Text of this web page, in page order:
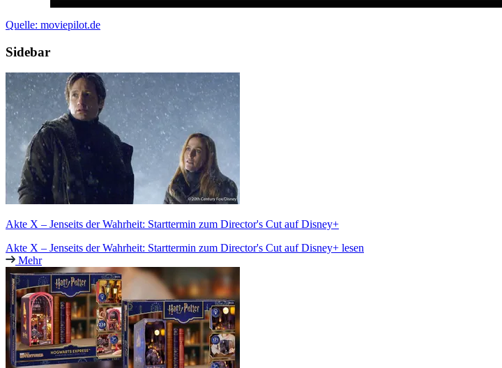
Quelle: moviepilot.de
Sidebar
Akte X – Jenseits der Wahrheit: Starttermin zum Director's Cut auf Disney+
Akte X – Jenseits der Wahrheit: Starttermin zum Director's Cut auf Disney+ lesen
Mehr